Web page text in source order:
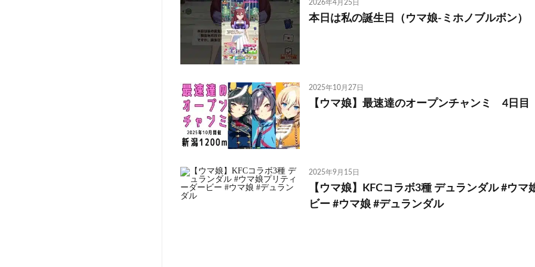
2026年4月25日
本日は私の誕生日（ウマ娘-ミホノブルボン）
2025年10月27日
【ウマ娘】最速達のオープンチャンミ 4日目
2025年9月15日
【ウマ娘】KFCコラボ3種 デュランダル #ウマ
ビー #ウマ娘 #デュランダル